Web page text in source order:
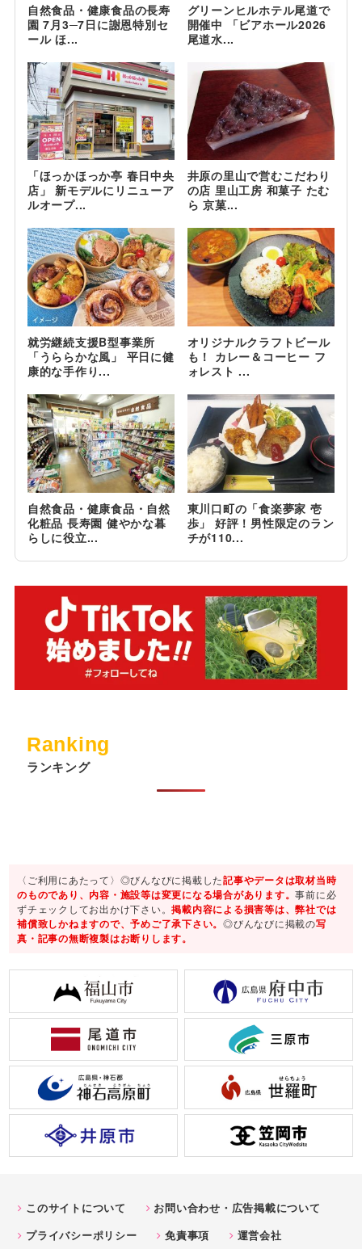
自然食品・健康食品の長寿
園 7月3─7日に謝恩特別セ
ール ほ...
グリーンヒルホテル尾道で
開催中 「ビアホール2026
尾道水...
「ほっかほっか亭 春日中央
店」 新モデルにリニューア
ルオープ...
井原の里山で営むこだわり
の店 里山工房 和菓子 たむ
ら 京菓...
就労継続支援B型事業所
「うららかな風」 平日に健
康的な手作り...
オリジナルクラフトビール
も！ カレー＆コーヒー フ
ォレスト ...
自然食品・健康食品・自然
化粧品 長寿園 健やかな暮
らしに役立...
東川口町の「食楽夢家 壱
歩」 好評！男性限定のラン
チが110...
Ranking
ランキング
〈ご利用にあたって〉◎びんなびに掲載した記事やデータは取材当時
のものであり、内容・施設等は変更になる場合があります。事前に必
ずチェックしてお出かけ下さい。掲載内容による損害等は、弊社では
補償致しかねますので、予めご了承下さい。◎びんなびに掲載の写
真・記事の無断複製はお断りします。
このサイトについて
お問い合わせ・広告掲載について
プライバシーポリシー
免責事項 運営会社